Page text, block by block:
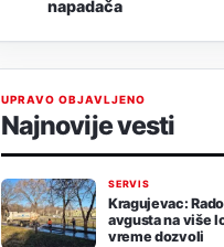
napadača
UPRAVO OBJAVLJENO
Najnovije vesti
SERVIS
Kragujevac:
avgusta na više
vreme dozvoli